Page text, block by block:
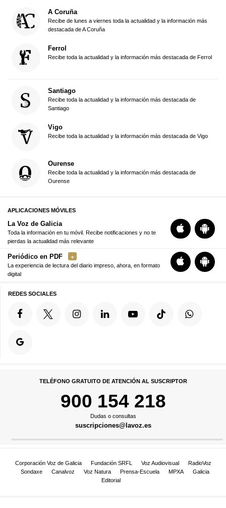
A Coruña
Recibe de lunes a viernes toda la actualidad y la información más
destacada de A Coruña
Ferrol
Recibe toda la actualidad y la información más destacada de Ferrol
Santiago
Recibe toda la actualidad y la información más destacada de
Santiago
Vigo
Recibe toda la actualidad y la información más destacada de Vigo
Ourense
Recibe toda la actualidad y la información más destacada de
Ourense
APLICACIONES MÓVILES
La Voz de Galicia
Toda la información en tu móvil. Recibe notificaciones y no te
pierdas la actualidad más relevante
Periódico en PDF
La experiencia de lectura del diario impreso, ahora, en formato
digital
REDES SOCIALES
TELÉFONO GRATUITO DE ATENCIÓN AL SUSCRIPTOR
900 154 218
Dudas o consultas
suscripciones@lavoz.es
Corporación Voz de Galicia Fundación SRFL Voz Audiovisual
RadioVoz
Sondaxe
Canalvoz Voz Natura Prensa-Escuela MPXA
Galicia
Editorial